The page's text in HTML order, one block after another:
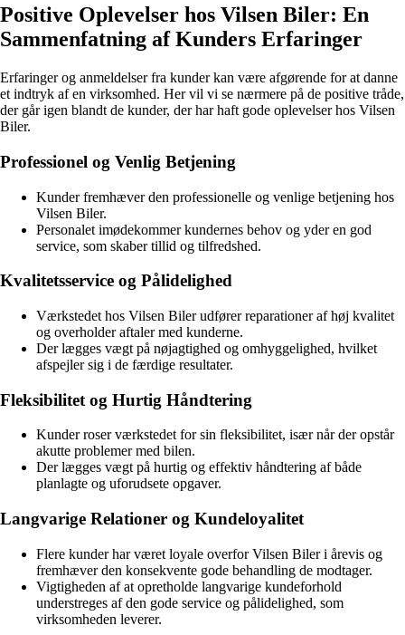
Positive Oplevelser hos Vilsen Biler: En
Sammenfatning af Kunders Erfaringer
Erfaringer og anmeldelser fra kunder kan være afgørende for at danne
et indtryk af en virksomhed. Her vil vi se nærmere på de positive tråde,
der går igen blandt de kunder, der har haft gode oplevelser hos Vilsen
Biler.
Professionel og Venlig Betjening
Kunder fremhæver den professionelle og venlige betjening hos
Vilsen Biler.
Personalet imødekommer kundernes behov og yder en god
service, som skaber tillid og tilfredshed.
Kvalitetsservice og Pålidelighed
Værkstedet hos Vilsen Biler udfører reparationer af høj kvalitet
og overholder aftaler med kunderne.
Der lægges vægt på nøjagtighed og omhyggelighed, hvilket
afspejler sig i de færdige resultater.
Fleksibilitet og Hurtig Håndtering
Kunder roser værkstedet for sin fleksibilitet, især når der opstår
akutte problemer med bilen.
Der lægges vægt på hurtig og effektiv håndtering af både
planlagte og uforudsete opgaver.
Langvarige Relationer og Kundeloyalitet
Flere kunder har været loyale overfor Vilsen Biler i årevis og
fremhæver den konsekvente gode behandling de modtager.
Vigtigheden af at opretholde langvarige kundeforhold
understreges af den gode service og pålidelighed, som
virksomheden leverer.